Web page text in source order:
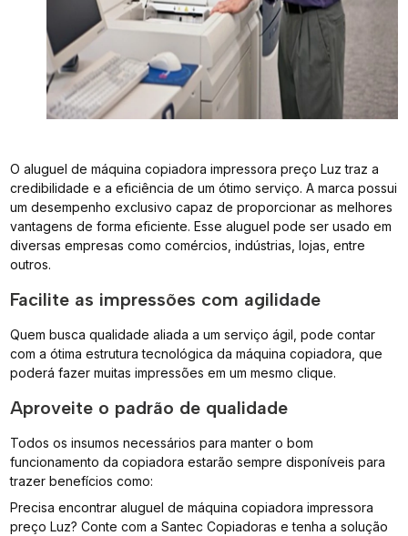
O aluguel de máquina copiadora impressora preço Luz traz a
credibilidade e a eficiência de um ótimo serviço. A marca possui
um desempenho exclusivo capaz de proporcionar as melhores
vantagens de forma eficiente. Esse aluguel pode ser usado em
diversas empresas como comércios, indústrias, lojas, entre
outros.
Facilite as impressões com agilidade
Quem busca qualidade aliada a um serviço ágil, pode contar
com a ótima estrutura tecnológica da máquina copiadora, que
poderá fazer muitas impressões em um mesmo clique.
Aproveite o padrão de qualidade
Todos os insumos necessários para manter o bom
funcionamento da copiadora estarão sempre disponíveis para
trazer benefícios como:
Precisa encontrar aluguel de máquina copiadora impressora
preço Luz? Conte com a Santec Copiadoras e tenha a solução